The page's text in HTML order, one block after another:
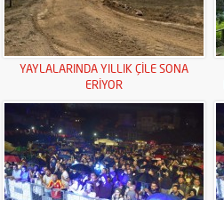
YAYLALARINDA YILLIK ÇİLE SONA
ERİYOR